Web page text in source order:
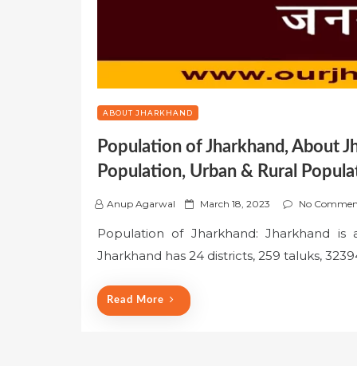
ABOUT JHARKHAND
Population of Jharkhand, About
Population, Urban & Rural
Anup Agarwal
P
s
t
March 18, 2023 No
Population of Jharkhand: Jharkhand
Jharkhand has 24 districts, 259 taluks,
Read More